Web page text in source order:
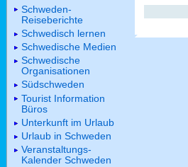
Schweden-
Reiseberichte
Schwedisch lernen
Schwedische Medien
Schwedische
Organisationen
Südschweden
Tourist Information
Büros
Unterkunft im Urlaub
Urlaub in Schweden
Veranstaltungs-
Kalender Schweden